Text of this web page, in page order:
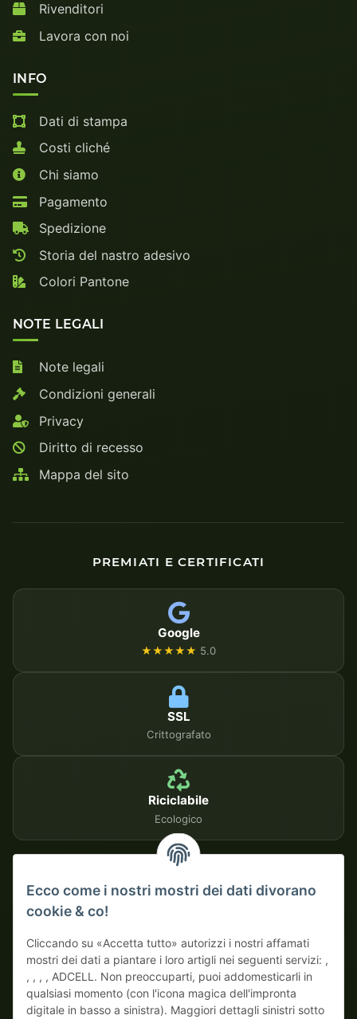
Rivenditori
Lavora con noi
INFO
Dati di stampa
Costi cliché
Chi siamo
Pagamento
Spedizione
Storia del nastro adesivo
Colori Pantone
NOTE LEGALI
Note legali
Condizioni generali
Privacy
Diritto di recesso
Mappa del sito
PREMIATI E CERTIFICATI
Google
★★★★★ 5.0
SSL
Crittografato
Riciclabile
Ecologico
Su fattura
Ecco come i nostri mostri dei dati divorano
cookie & co!
Cliccando su «Accetta tutto» autorizzi i nostri affamati
mostri dei dati a piantare i loro artigli nei seguenti servizi: ,
, , , , ADCELL. Non preoccuparti, puoi addomesticarli in
qualsiasi momento (con l'icona magica dell'impronta
digitale in basso a sinistra). Maggiori dettagli sinistri sotto